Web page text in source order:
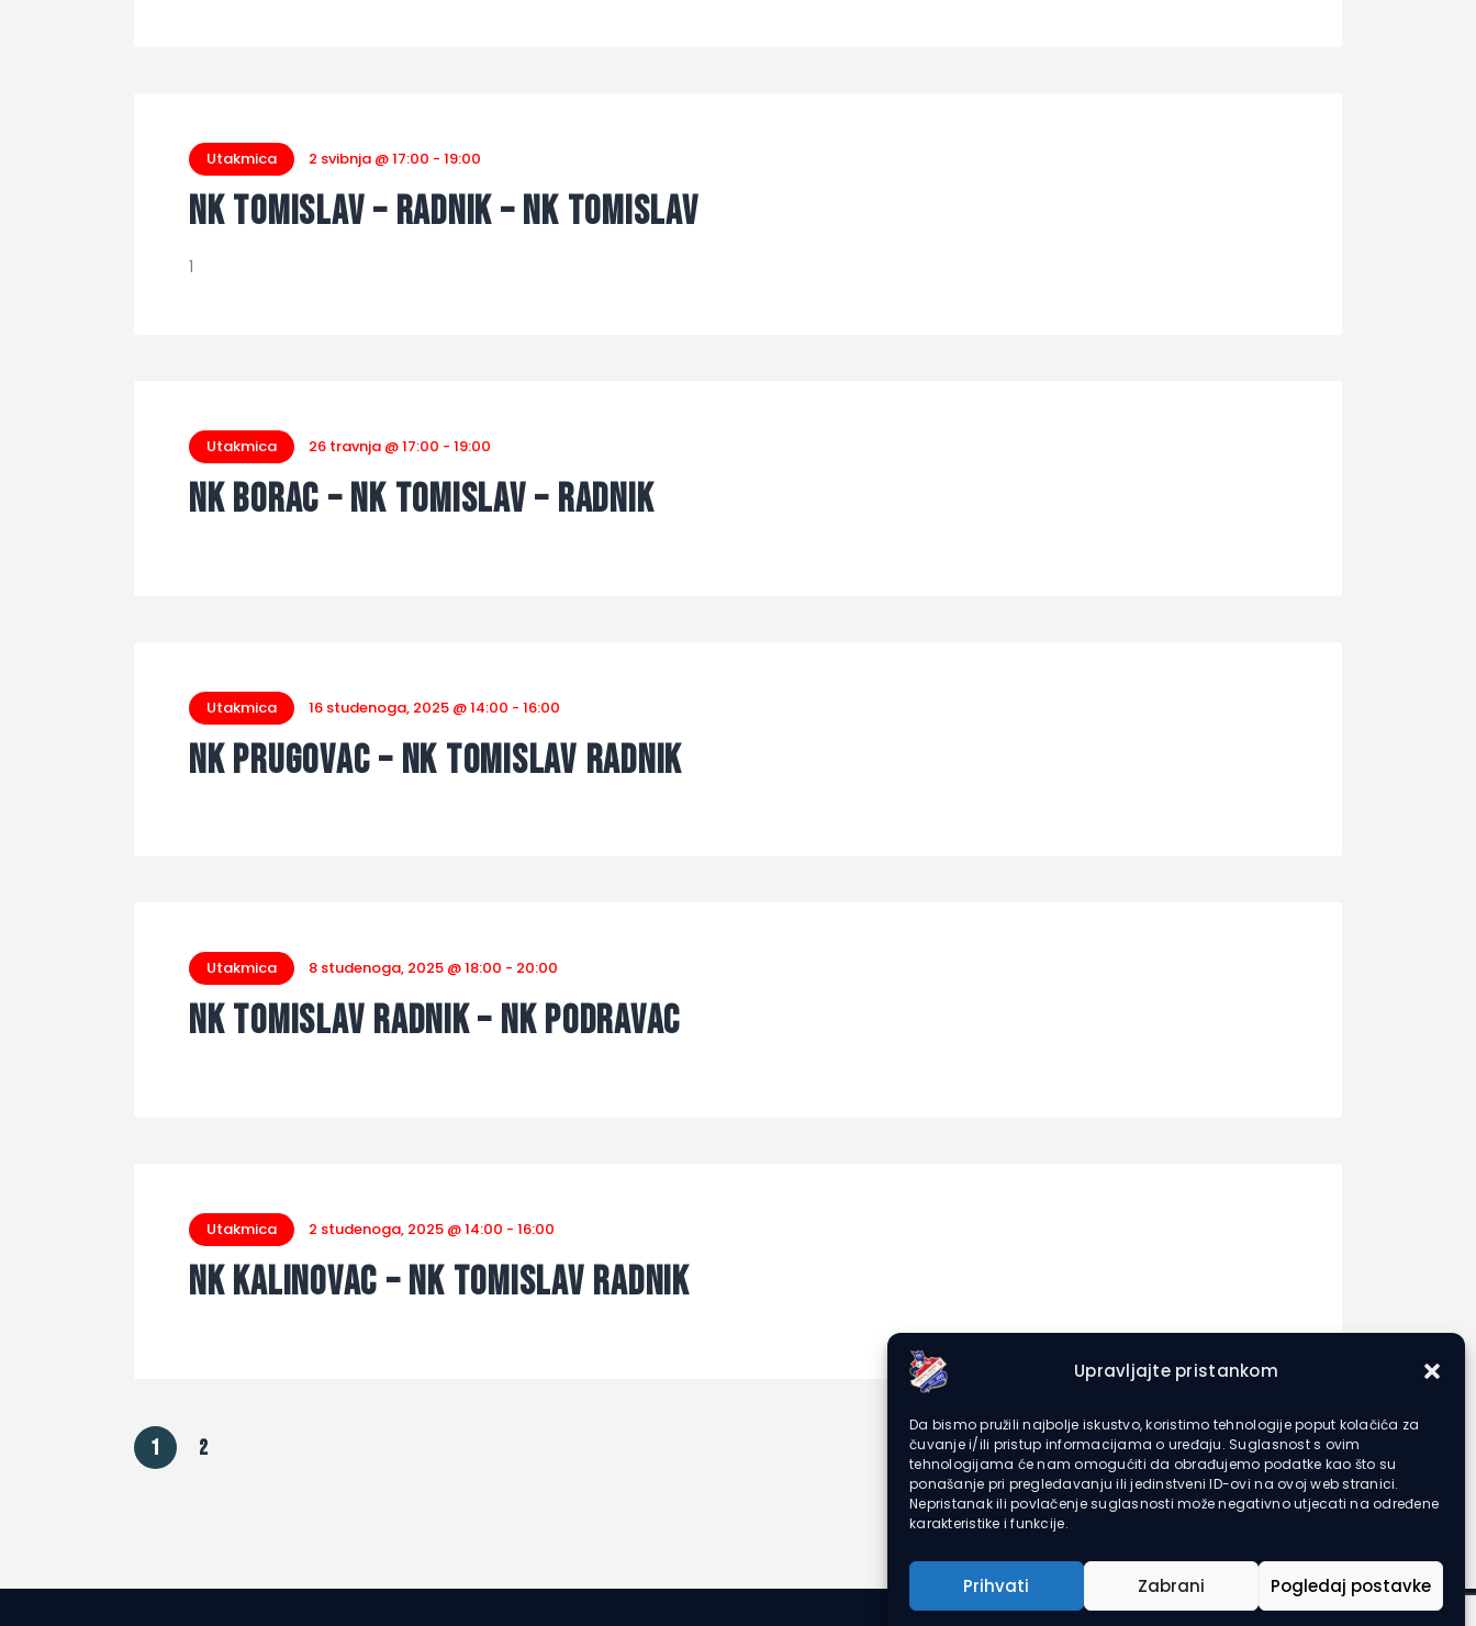
Upravljajte pristankom
Da bismo pružili najbolje iskustvo, koristimo tehnologije poput kolačića za
čuvanje i/ili pristup informacijama o uređaju. Suglasnost s ovim
tehnologijama će nam omogućiti da obrađujemo podatke kao što su
ponašanje pri pregledavanju ili jedinstveni ID-ovi na ovoj web stranici.
Nepristanak ili povlačenje suglasnosti može negativno utjecati na određene
karakteristike i funkcije.
Prihvati Zabrani Pogledaj postavke
Utakmica 2 svibnja @ 17:00 -19:00
NK Tomislav – Radnik – NK Tomislav
1
Utakmica 26 travnja @ 17:00 -19:00
NK Borac – NK Tomislav – Radnik
Utakmica 16 studenoga, 2025 @ 14:00 -16:00
NK Prugovac – NK Tomislav Radnik
Utakmica 8 studenoga, 2025 @ 18:00 - 20:00
NK Tomislav Radnik – NK Podravac
Utakmica 2 studenoga, 2025 @ 14:00 -16:00
NK Kalinovac – NK Tomislav Radnik
1 2